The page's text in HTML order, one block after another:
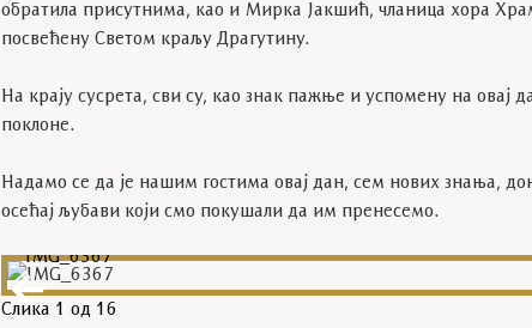
обратила присутнима, као и Мирка Јакшић, чланица хора
посвећену Светом краљу Драгутину.
На крају сусрета, сви су, као знак пажње и успомену на овај
поклоне.
Надамо се да је нашим гостима овај дан, сем нових знања,
осећај љубави који смо покушали да им пренесемо.
IMG_6367
Слика 1 од 16